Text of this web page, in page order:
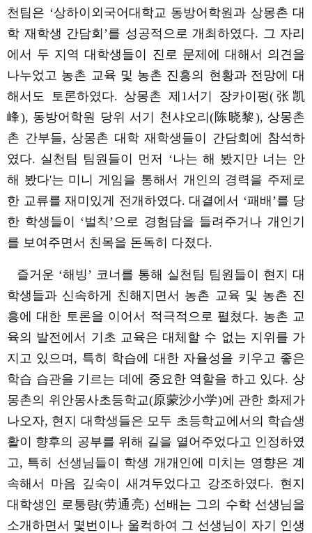
천팀은 ‘상하이외국어대학교 동방어학원과 상몽촌 대
학 재학생 간담회’를 성공적으로 개최하였다. 그 자리
에서 두 지역 대학생들이 진로 문제에 대해서 의견을
나누었고 농촌 교육 및 농촌 진흥의 현황과 전망에 대
해서도 토론하였다. 상몽촌 제1 서기 장카이펑(张凯
峰), 동방어학원 당위 서기 천샤오리(陈晓黎), 상몽촌
촌 간부들, 상몽촌 대학 재학생들이 간담회에 참석하
였다. 실천팀 팀원들이 먼저 ‘나는 해 봤지만 너는 안
해 봤다'는 미니 게임을 통해서 개인의 경력을 주제로
한 교류를 재미있게 전개하였다. 대결에서 ‘패배’를 당
한 학생들이 ‘벌칙’ 으로 경험담을 들려주거나 개인기
를 보여주면서 친목을 돈독히 다졌다.
즐거운 ‘해빙’ 코너를 통해 실천팀 팀원들이 현지 대
학생들과 신속하게 친해지면서 농촌 교육 및 농촌 진
흥에 대한 토론을 이어서 적극적으로 펼쳤다. 농촌 교
육의 발전에서 기초 교육은 대체할 수 없는 지위를 가
지고 있으며 , 특히 학습에 대한 자율성을 키우고 좋은
학습 습관을 기르는 데에 중요한 역할을 하고 있다. 상
몽촌의 위안몽사초등학교(原蒙沙小学)에 관한 화제가
나오자, 현지 대학생들은 모두 초등학교에서의 학습생
활이 향후의 공부를 위해 길을 열어주었다고 인정하였
고 , 특히 선생님들이 학생 개개인에 미치는 영향은 계
속해서 마음 깊숙이 새겨두었다고 강조하였다. 현지
대학생인 로퉁량(劳通亮) 선배는 그의 수학 선생님을
소개하면서 몇번이나 울컥하여 그 선생님이 자기 인생